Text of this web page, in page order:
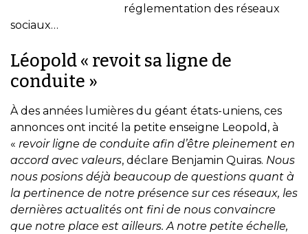
réglementation des réseaux
sociaux…
Léopold « revoit sa ligne de
conduite »
À des années lumières du géant états-uniens, ces
annonces ont incité la petite enseigne Leopold, à
« revoir ligne de conduite afin d’être pleinement en
accord avec valeurs, déclare Benjamin Quiras. Nous
nous posions déjà beaucoup de questions quant à
la pertinence de notre présence sur ces réseaux, les
dernières actualités ont fini de nous convaincre
que notre place est ailleurs. A notre petite échelle,